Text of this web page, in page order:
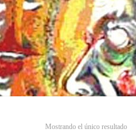
Mostrando el único resultado